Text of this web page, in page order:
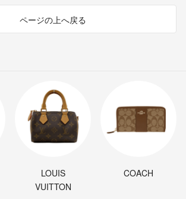
ページの上へ戻る
LOUIS
VUITTON
COACH